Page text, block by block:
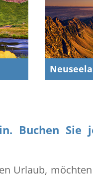
Buchen Sie
Urlaub,